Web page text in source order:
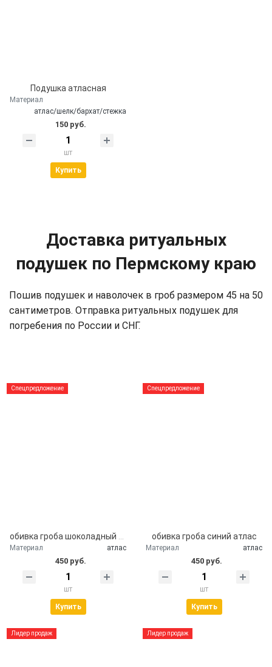
Подушка атласная
Материал
атлас/шелк/бархат/стежка
150 руб.
шт
Купить
Доставка ритуальных
подушек по Пермскому краю
Пошив подушек и наволочек в гроб размером 45 на 50
сантиметров. Отправка ритуальных подушек для
погребения по России и СНГ.
Спецпредложение
Материал атлас
450 руб.
шт
Купить
Спецпредложение
обивка гроба синий атлас
Материал атлас
450 руб.
шт
Купить
Лидер продаж Лидер продаж